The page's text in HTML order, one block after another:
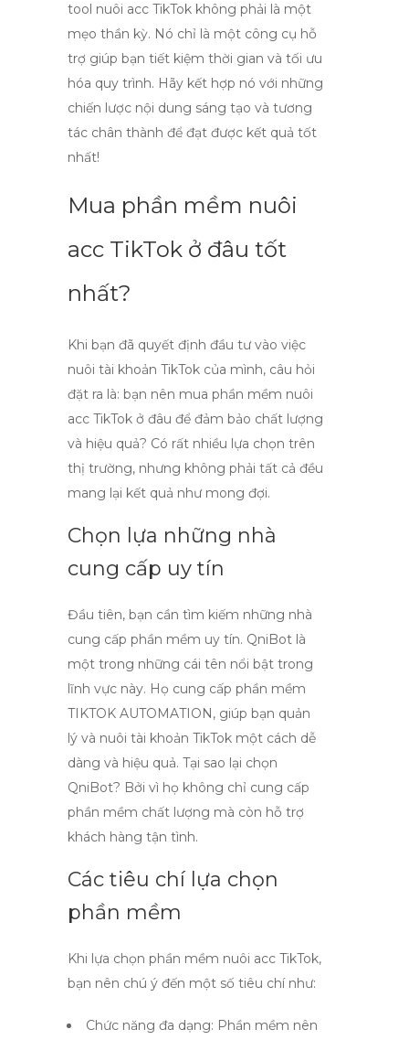
tool nuôi acc TikTok không phải là một
mẹo thần kỳ. Nó chỉ là một công cụ hỗ
trợ giúp bạn tiết kiệm thời gian và tối ưu
hóa quy trình. Hãy kết hợp nó với những
chiến lược nội dung sáng tạo và tương
tác chân thành để đạt được kết quả tốt
nhất!
Mua phần mềm nuôi
acc TikTok ở đâu tốt
nhất?
Khi bạn đã quyết định đầu tư vào việc
nuôi tài khoản TikTok của mình, câu hỏi
đặt ra là: bạn nên mua phần mềm nuôi
acc TikTok ở đâu để đảm bảo chất lượng
và hiệu quả? Có rất nhiều lựa chọn trên
thị trường, nhưng không phải tất cả đều
mang lại kết quả như mong đợi.
Chọn lựa những nhà
cung cấp uy tín
Đầu tiên, bạn cần tìm kiếm những nhà
cung cấp phần mềm uy tín. QniBot là
một trong những cái tên nổi bật trong
lĩnh vực này. Họ cung cấp phần mềm
TIKTOK AUTOMATION, giúp bạn quản
lý và nuôi tài khoản TikTok một cách dễ
dàng và hiệu quả. Tại sao lại chọn
QniBot? Bởi vì họ không chỉ cung cấp
phần mềm chất lượng mà còn hỗ trợ
khách hàng tận tình.
Các tiêu chí lựa chọn
phần mềm
Khi lựa chọn phần mềm nuôi acc TikTok,
bạn nên chú ý đến một số tiêu chí như:
Chức năng đa dạng: Phần mềm nên